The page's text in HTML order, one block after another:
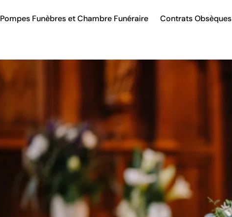
Pompes Funèbres et Chambre Funéraire Contrats Obsèques